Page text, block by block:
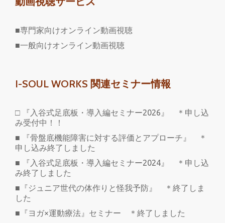
■専門家向けオンライン動画視聴
■一般向けオンライン動画視聴
I-SOUL WORKS 関連セミナー情報
□ 『入谷式足底板・導入編セミナー2026』 ＊申し込
み受付中！！
■ 『骨盤底機能障害に対する評価とアプローチ』 ＊
申し込み終了しました
■ 『入谷式足底板・導入編セミナー2024』 ＊申し込
み終了しました
■『ジュニア世代の体作りと怪我予防』 ＊終了しま
した
■『ヨガ×運動療法』セミナー ＊終了しました